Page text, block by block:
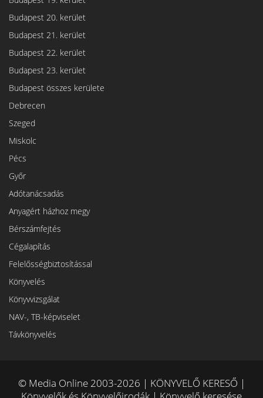
Budapest 20. kerület
Budapest 21. kerület
Budapest 22. kerület
Budapest 23. kerület
Budapest összes kerülete
Debrecen
Szeged
Miskolc
Pécs
Győr
Adótanácsadás
Anyagért házhoz megy
Bérszámfejtés
Cégalapítás
Felelősségbiztosítással
Könyvelés
Könyvvizsgálat
NAV-, TB-képviselet
Távkönyvelés
© Media Online 2003-2026 | KÖNYVELŐ KERESŐ |